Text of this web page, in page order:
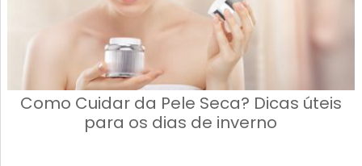
Como Cuidar da Pele Seca? Dicas úteis
para os dias de inverno